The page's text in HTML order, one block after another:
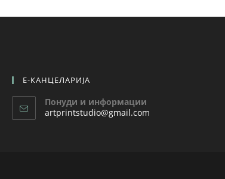
Е-КАНЦЕЛАРИЈА
Понуди и информации
artprintstudio@gmail.com